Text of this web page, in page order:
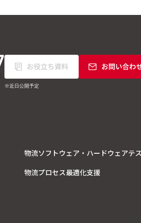
※近日公開予定
物流ソフトウェア・ハードウェアテ
物流プロセス最適化支援